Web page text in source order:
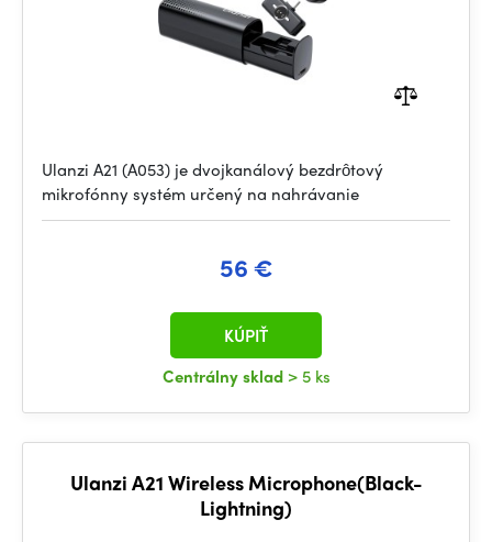
Ulanzi A21 (A053) je dvojkanálový bezdrôtový
mikrofónny systém určený na nahrávanie
56 €
Centrálny sklad > 5 ks
KÚPIŤ
Ulanzi A21 Wireless Microphone(Black-
Lightning)